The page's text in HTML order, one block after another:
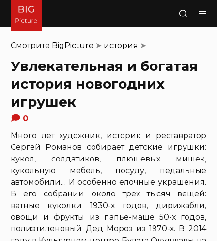
Поиск
Смотрите BigPicture ➤ история ➤
Увлекательная и богатая
история новогодних
игрушек
0
Много лет художник, историк и реставратор
Сергей Романов собирает детские игрушки:
кукол, солдатиков, плюшевых мишек,
кукольную мебель, посуду, педальные
автомобили… И особенно елочные украшения.
В его собрании около трёх тысяч вещей:
ватные куколки 1930-х годов, дирижабли,
овощи и фрукты из папье-маше 50-х годов,
полиэтиленовый Дед Мороз из 1970-х. В 2014